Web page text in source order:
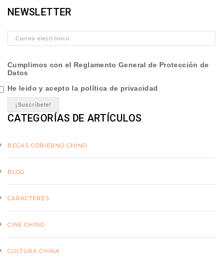
NEWSLETTER
Cumplimos con el Reglamento General de Protección de
Datos
He leido y acepto la política de privacidad
CATEGORÍAS DE ARTÍCULOS
BECAS GOBIERNO CHINO
BLOG
CARACTERES
CINE CHINO
CULTURA CHINA